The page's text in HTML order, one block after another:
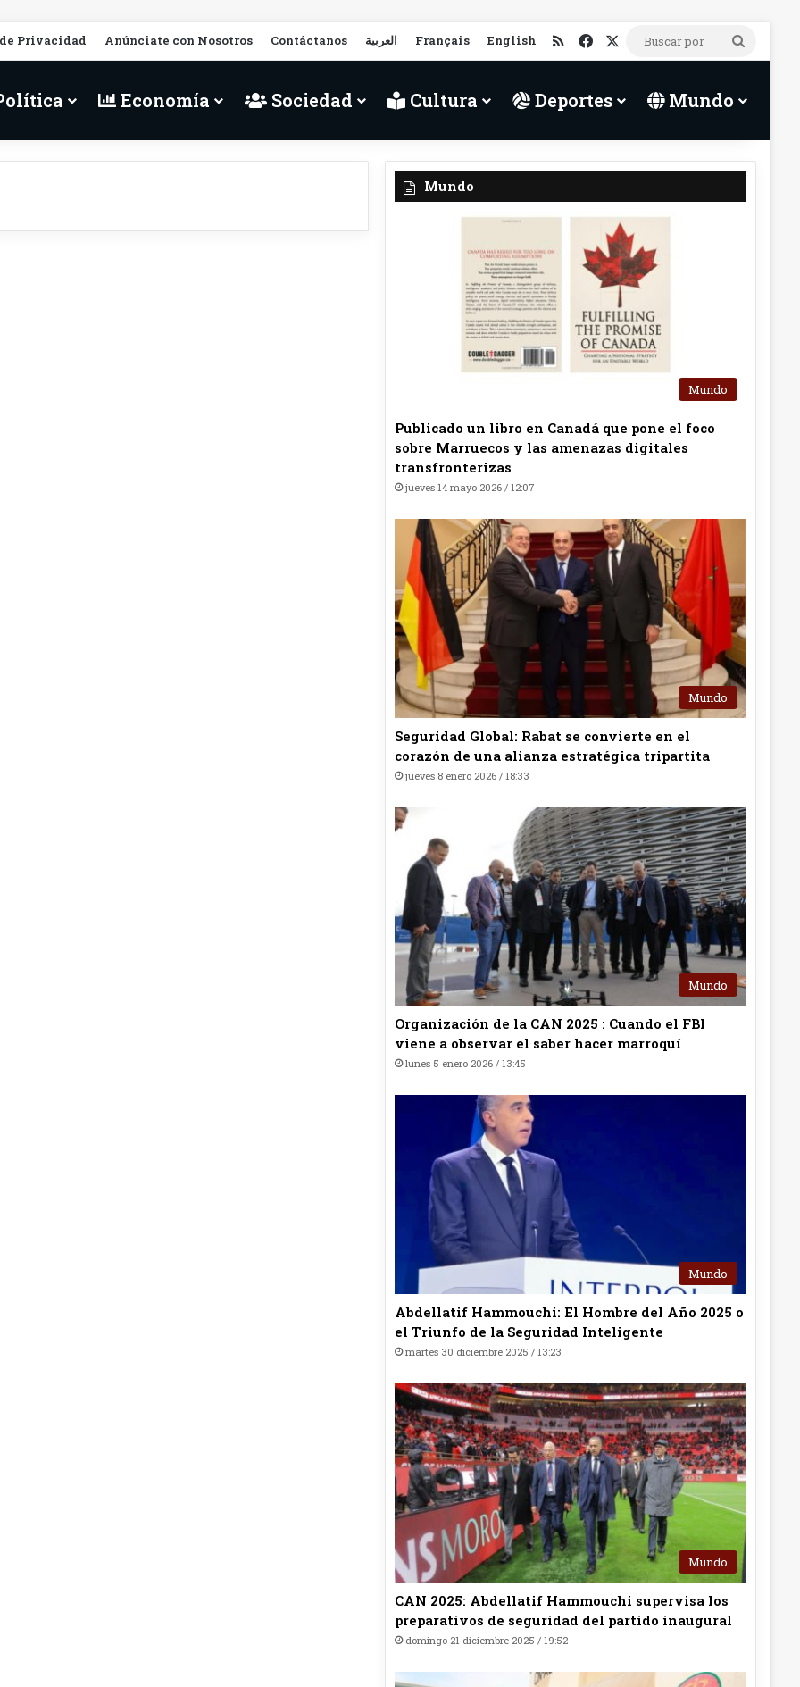
Privacidad Anúnciate con Nosotros Contáctanos العربية Français English RSSFacebook
Economía Sociedad Cultura Deportes Mundo
Mundo
Mundo
Publicado un libro en Canadá que pone el foco
sobre Marruecos y las amenazas digitales
transfronterizas
jueves 14 mayo 2026 / 12:07
Mundo
Seguridad Global: Rabat se convierte en el
corazón de una alianza estratégica tripartita
jueves 8 enero 2026 / 18:33
Mundo
Organización de la CAN 2025 : Cuando el FBI
viene a observar el saber hacer marroquí
lunes 5 enero 2026 / 13:45
Mundo
Abdellatif Hammouchi: El Hombre del Año 2025 o
el Triunfo de la Seguridad Inteligente
martes 30 diciembre 2025 / 13:23
Mundo
CAN 2025: Abdellatif Hammouchi supervisa los
preparativos de seguridad del partido inaugural
domingo 21 diciembre 2025 / 19:52